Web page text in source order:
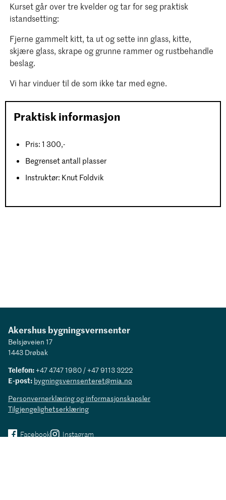
Kurset går over tre kvelder og tar for seg praktisk
istandsetting:
Fjerne gammelt kitt, ta ut og sette inn glass, kitte,
skjære glass, skrape og grunne rammer og rustbehandle
beslag.
Vi har vinduer til de som ikke tar med egne.
Praktisk informasjon
Pris: 1 300,-
Begrenset antall plasser
Instruktør: Knut Foldvik
Akershus bygningsvernsenter
Belsjøveien 17
1443 Drøbak
Telefon:+47 4747 1980 / +47 9113 3222
E-post: bygningsvernsenteret@mia.no
Personvernerklæring og informasjonskapsler
Tilgjengelighetserklæring
Facebook Instagram